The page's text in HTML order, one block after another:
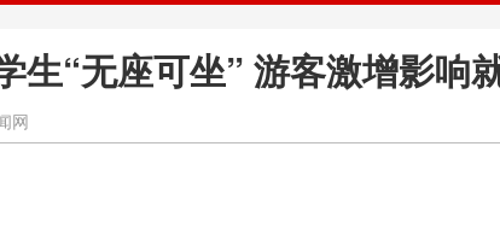
生“无座可坐” 游客激增影响
网